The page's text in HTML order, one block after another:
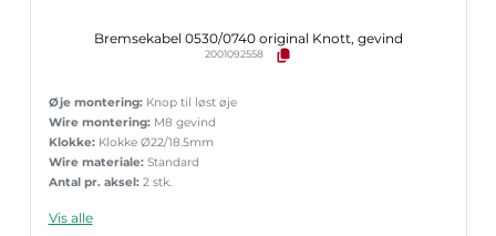
Bremsekabel 0530/0740 original Knott, gevind
2001092558
Øje montering: Knop til løst øje
Wire montering: M8 gevind
Klokke: Klokke Ø22/18.5mm
Wire materiale: Standard
Antal pr. aksel: 2 stk.
Vis alle